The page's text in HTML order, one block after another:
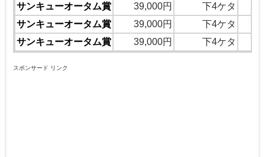
サンキューオータム賞
39,000円
下4ケタ
サンキューオータム賞
39,000円
下4ケタ
サンキューオータム賞
39,000円 下4ケタ
スポンサード リンク